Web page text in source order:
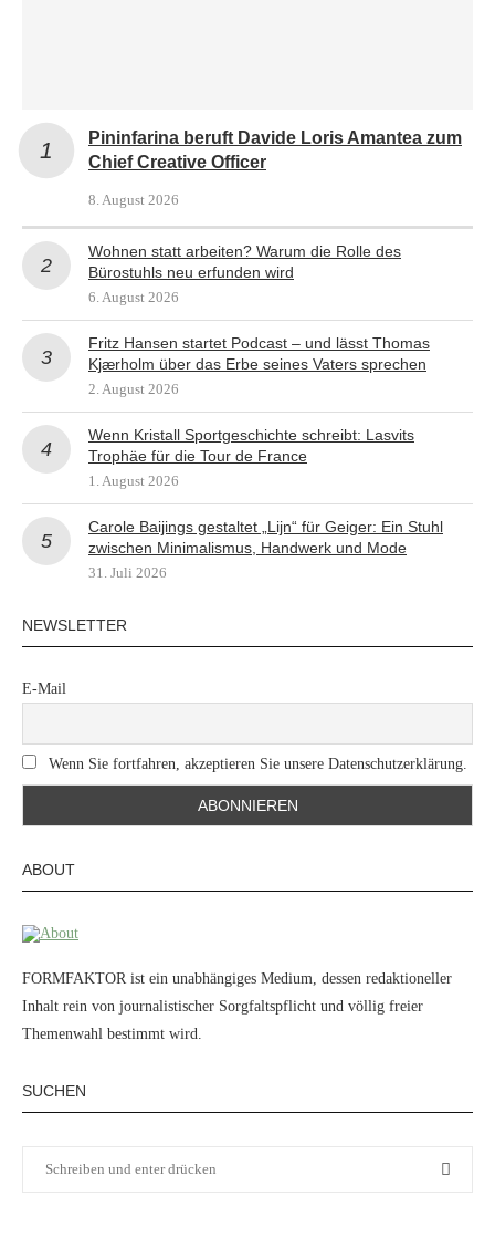
Pininfarina beruft Davide Loris Amantea zum
Chief Creative Officer
8. August 2026
Wohnen statt arbeiten? Warum die Rolle des
Bürostuhls neu erfunden wird
6. August 2026
Fritz Hansen startet Podcast – und lässt Thomas
Kjærholm über das Erbe seines Vaters sprechen
2. August 2026
Wenn Kristall Sportgeschichte schreibt: Lasvits
Trophäe für die Tour de France
1. August 2026
Carole Baijings gestaltet „Lijn“ für Geiger: Ein Stuhl
zwischen Minimalismus, Handwerk und Mode
31. Juli 2026
NEWSLETTER
E-Mail
Wenn Sie fortfahren, akzeptieren Sie unsere Datenschutzerklärung.
ABOUT
FORMFAKTOR ist ein unabhängiges Medium, dessen redaktioneller
Inhalt rein von journalistischer Sorgfaltspflicht und völlig freier
Themenwahl bestimmt wird.
SUCHEN